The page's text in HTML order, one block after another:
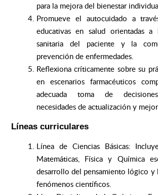
para la mejora del bienestar
Promueve el autocuidado a
educativas en salud orientadas a
sanitaria del paciente y la
prevención de enfermedades.
Reflexiona críticamente sobre su
en escenarios farmacéuticos
adecuada toma de
necesidades de actualización y
Líneas curriculares
Línea de Ciencias Básicas:
Matemáticas, Física y Química
desarrollo del pensamiento lógico y
fenómenos científicos.